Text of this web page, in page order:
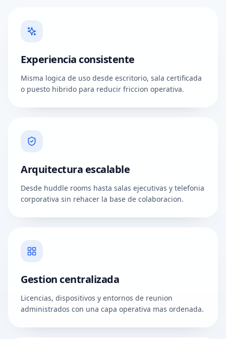
Experiencia consistente
Misma logica de uso desde escritorio, sala certificada
o puesto hibrido para reducir friccion operativa.
Arquitectura escalable
Desde huddle rooms hasta salas ejecutivas y telefonia
corporativa sin rehacer la base de colaboracion.
Gestion centralizada
Licencias, dispositivos y entornos de reunion
administrados con una capa operativa mas ordenada.